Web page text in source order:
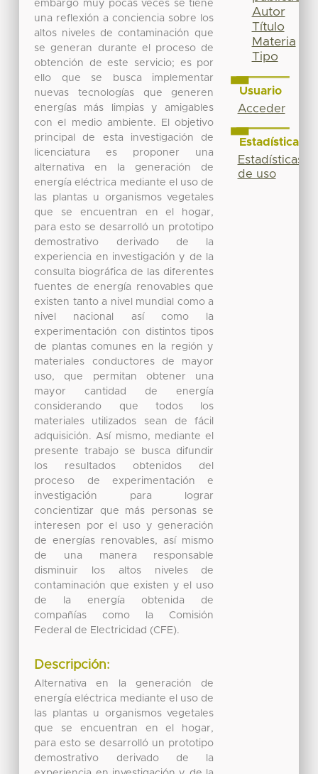
embargo muy pocas veces se tiene
una reflexión a conciencia sobre los
altos niveles de contaminación que
se generan durante el proceso de
obtención de este servicio; es por
ello que se busca implementar
nuevas tecnologías que generen
energías más limpias y amigables
con el medio ambiente. El objetivo
principal de esta investigación de
licenciatura es proponer una
alternativa en la generación de
energía eléctrica mediante el uso de
las plantas u organismos vegetales
que se encuentran en el hogar,
para esto se desarrolló un prototipo
demostrativo derivado de la
experiencia en investigación y de la
consulta biográfica de las diferentes
fuentes de energía renovables que
existen tanto a nivel mundial como a
nivel nacional así como la
experimentación con distintos tipos
de plantas comunes en la región y
materiales conductores de mayor
uso, que permitan obtener una
mayor cantidad de energía
considerando que todos los
materiales utilizados sean de fácil
adquisición. Así mismo, mediante el
presente trabajo se busca difundir
los resultados obtenidos del
proceso de experimentación e
investigación para lograr
concientizar que más personas se
interesen por el uso y generación
de energías renovables, así mismo
de una manera responsable
disminuir los altos niveles de
contaminación que existen y el uso
de la energía obtenida de
compañías como la Comisión
Federal de Electricidad (CFE).
Descripción:
Alternativa en la generación de
energía eléctrica mediante el uso de
las plantas u organismos vegetales
que se encuentran en el hogar,
para esto se desarrolló un prototipo
demostrativo derivado de la
Autor
Título
Materia
Tipo
Usuario
Acceder
Estadísticas
Estadísticas
de uso